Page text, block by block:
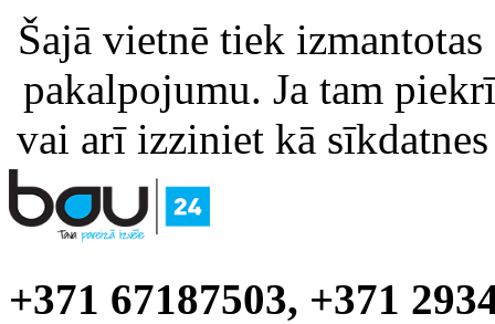
Šajā vietnē tiek
pakalpojumu. Ja tam
vai arī izziniet kā
+371 67187503, +371